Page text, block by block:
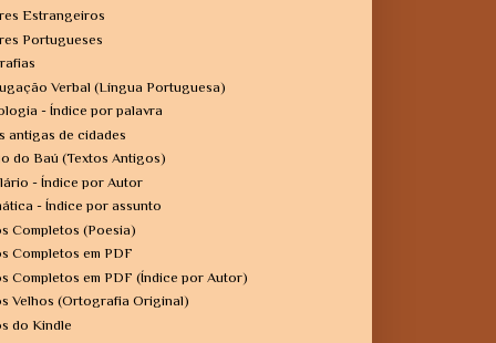
Estrangeiros
Portugueses
Verbal (Língua Portuguesa)
- Índice por palavra
antigas de cidades
do Baú (Textos Antigos)
- Índice por Autor
- Índice por assunto
Completos (Poesia)
Completos em PDF
Completos em PDF (Índice por Autor)
Velhos (Ortografia Original)
do Kindle